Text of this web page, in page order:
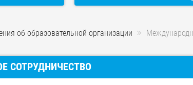
об образовательной организации
СОТРУДНИЧЕСТВО